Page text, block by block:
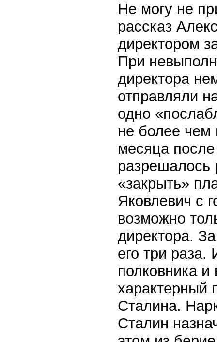
Не могу не
рассказ
директором
При
директора
отправляли
одно
не более чем
месяца
разрешалось
«закрыть»
Яковлевич с
возможно
директора.
его три
полковника
характерный
Сталина.
Сталин